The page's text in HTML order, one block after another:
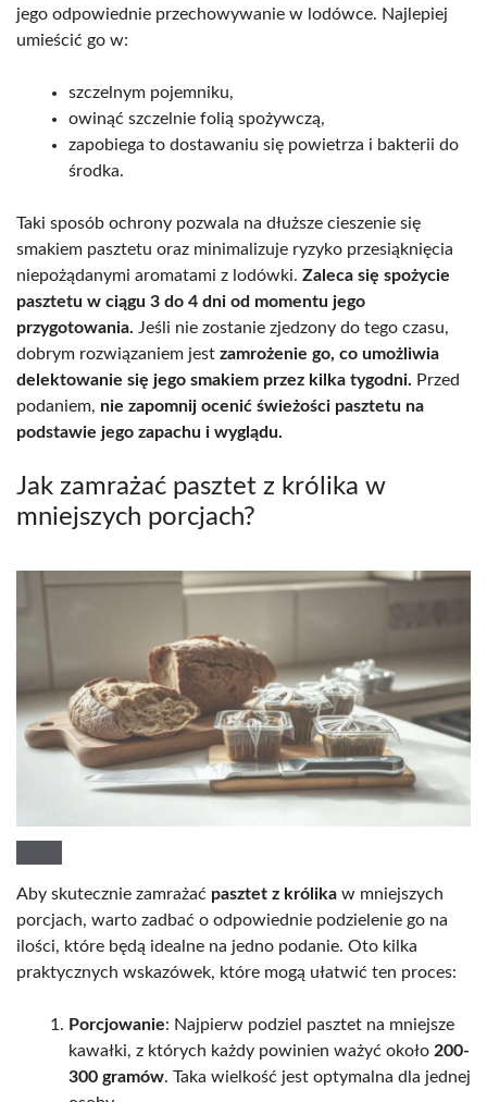
jego odpowiednie przechowywanie w lodówce. Najlepiej
umieścić go w:
szczelnym pojemniku,
owinąć szczelnie folią spożywczą,
zapobiega to dostawaniu się powietrza i bakterii do
środka.
Taki sposób ochrony pozwala na dłuższe cieszenie się
smakiem pasztetu oraz minimalizuje ryzyko przesiąknięcia
niepożądanymi aromatami z lodówki. Zaleca się spożycie
pasztetu w ciągu 3 do 4 dni od momentu jego
przygotowania. Jeśli nie zostanie zjedzony do tego czasu,
dobrym rozwiązaniem jest zamrożenie go, co umożliwia
delektowanie się jego smakiem przez kilka tygodni. Przed
podaniem, nie zapomnij ocenić świeżości pasztetu na
podstawie jego zapachu i wyglądu.
Jak zamrażać pasztet z królika w
mniejszych porcjach?
Aby skutecznie zamrażać pasztet z królika w mniejszych
porcjach, warto zadbać o odpowiednie podzielenie go na
ilości, które będą idealne na jedno podanie. Oto kilka
praktycznych wskazówek, które mogą ułatwić ten proces:
Porcjowanie: Najpierw podziel pasztet na mniejsze
kawałki, z których każdy powinien ważyć około 200-
300 gramów. Taka wielkość jest optymalna dla jednej